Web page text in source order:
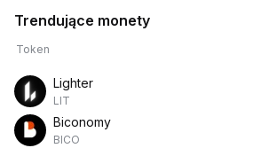
Trendujące monety
Token
Lighter
LIT
Biconomy
BICO